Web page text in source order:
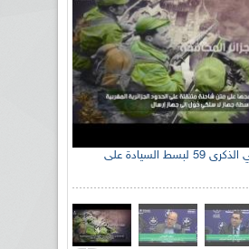
الإذاعة الجزائرية تحي الذكرى 59 لبسط السيادة على